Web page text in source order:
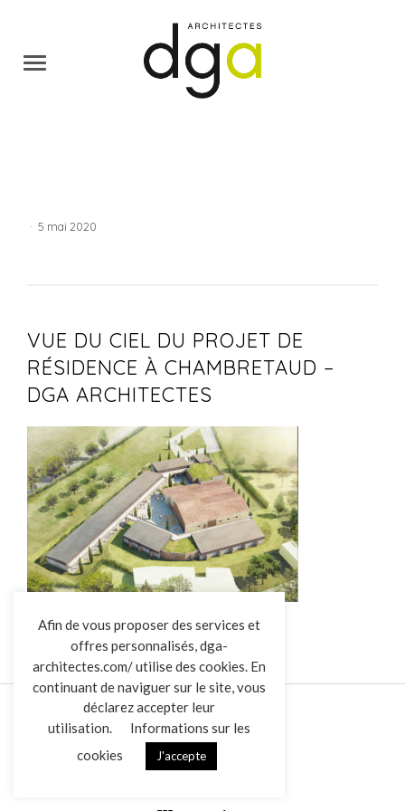
L’AGENCE
RÉALISATIONS
ACTUALITÉS
CONTACT
· 5 mai 2020
VUE DU CIEL DU PROJET DE
RÉSIDENCE À CHAMBRETAUD –
DGA ARCHITECTES
Afin de vous proposer des services et
offres personnalisés, dga-
architectes.com/ utilise des cookies. En
continuant de naviguer sur le site, vous
déclarez accepter leur
utilisation.
Informations sur les
cookies
J'accepte